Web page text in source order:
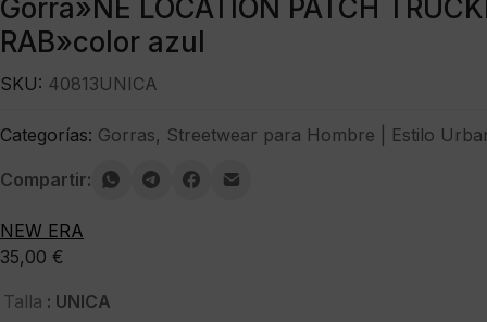
Gorra»NE LOCATION PATCH
RAB»color azul
35,00 €
Talla : UNICA
SKU: 40813UNICA
Categorías: Gorras, Streetwear para Hombre | Estilo
Compartir:
NEW ERA